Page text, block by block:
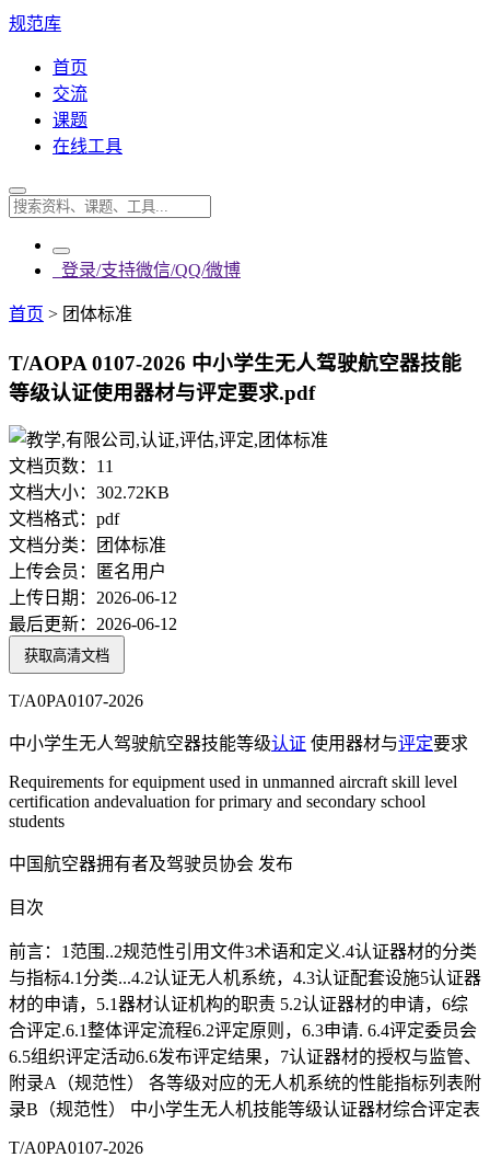
规范库
首页
交流
课题
在线工具
登录/支持微信/QQ/微博
首页 > 团体标准
T/AOPA 0107-2026 中小学生无人驾驶航空器技能
等级认证使用器材与评定要求.pdf
文档页数： 11
文档大小： 302.72KB
文档格式： pdf
文档分类：
团体标准
上传会员：
匿名用户
上传日期： 2026-06-12
最后更新： 2026-06-12
获取高清文档
T/A0PA0107-2026
中小学生无人驾驶航空器技能等级认证 使用器材与评定要求
Requirements for equipment used in unmanned aircraft skill level
certification andevaluation for primary and secondary school
students
中国航空器拥有者及驾驶员协会 发布
目次
前言：1范围..2规范性引用文件3术语和定义.4认证器材的分类
与指标4.1分类...4.2认证无人机系统，4.3认证配套设施5认证器
材的申请，5.1器材认证机构的职责 5.2认证器材的申请，6综
合评定.6.1整体评定流程6.2评定原则，6.3申请. 6.4评定委员会
6.5组织评定活动6.6发布评定结果，7认证器材的授权与监管、
附录A（规范性） 各等级对应的无人机系统的性能指标列表附
录B（规范性） 中小学生无人机技能等级认证器材综合评定表
T/A0PA0107-2026